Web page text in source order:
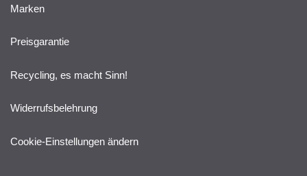
Marken
Preisgarantie
Recycling, es macht Sinn!
Widerrufsbelehrung
Cookie-Einstellungen ändern